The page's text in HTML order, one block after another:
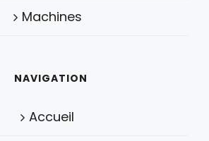
Machines
NAVIGATION
Accueil